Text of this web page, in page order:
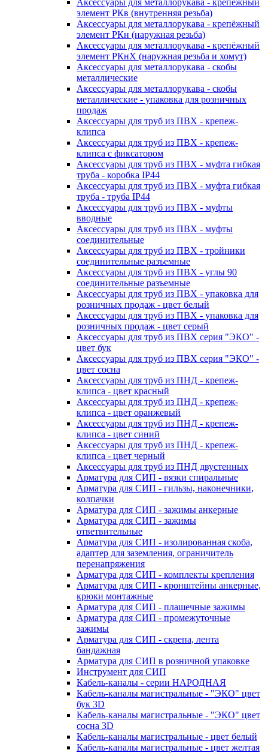
Аксессуары для металлорукава - крепёжный
элемент РКв (внутренняя резьба)
Аксессуары для металлорукава - крепёжный
элемент РКн (наружная резьба)
Аксессуары для металлорукава - крепёжный
элемент РКнХ (наружная резьба и хомут)
Аксессуары для металлорукава - скобы
металлические
Аксессуары для металлорукава - скобы
металлические - упаковка для розничных
продаж
Аксессуары для труб из ПВХ - крепеж-
клипса
Аксессуары для труб из ПВХ - крепеж-
клипса с фиксатором
Аксессуары для труб из ПВХ - муфта гибкая
труба - коробка IP44
Аксессуары для труб из ПВХ - муфта гибкая
труба - труба IP44
Аксессуары для труб из ПВХ - муфты
вводные
Аксессуары для труб из ПВХ - муфты
соединительные
Аксессуары для труб из ПВХ - тройники
соединительные разъемные
Аксессуары для труб из ПВХ - углы 90
соединительные разъемные
Аксессуары для труб из ПВХ - упаковка для
розничных продаж - цвет белый
Аксессуары для труб из ПВХ - упаковка для
розничных продаж - цвет серый
Аксессуары для труб из ПВХ серия "ЭКО" -
цвет бук
Аксессуары для труб из ПВХ серия "ЭКО" -
цвет сосна
Аксессуары для труб из ПНД - крепеж-
клипса - цвет красный
Аксессуары для труб из ПНД - крепеж-
клипса - цвет оранжевый
Аксессуары для труб из ПНД - крепеж-
клипса - цвет синий
Аксессуары для труб из ПНД - крепеж-
клипса - цвет черный
Аксессуары для труб из ПНД двустенных
Арматура для СИП - вязки спиральные
Арматура для СИП - гильзы, наконечники,
колпачки
Арматура для СИП - зажимы анкерные
Арматура для СИП - зажимы
ответвительные
Арматура для СИП - изолированная скоба,
адаптер для заземления, ограничитель
перенапряжения
Арматура для СИП - комплекты крепления
Арматура для СИП - кронштейны анкерные,
крюки монтажные
Арматура для СИП - плашечные зажимы
Арматура для СИП - промежуточные
зажимы
Арматура для СИП - скрепа, лента
бандажная
Арматура для СИП в розничной упаковке
Инструмент для СИП
Кабель-каналы - серии НАРОДНАЯ
Кабель-каналы магистральные - "ЭКО" цвет
бук 3D
Кабель-каналы магистральные - "ЭКО" цвет
сосна 3D
Кабель-каналы магистральные - цвет белый
Кабель-каналы магистральные - цвет желтая